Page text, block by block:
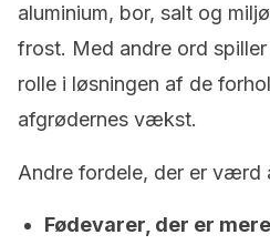
aluminium, bor, salt og
frost. Med andre ord
rolle i løsningen af de
afgrødernes vækst.
Andre fordele, der er værd
Fødevarer, der er